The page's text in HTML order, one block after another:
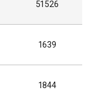
51526
1639
1844